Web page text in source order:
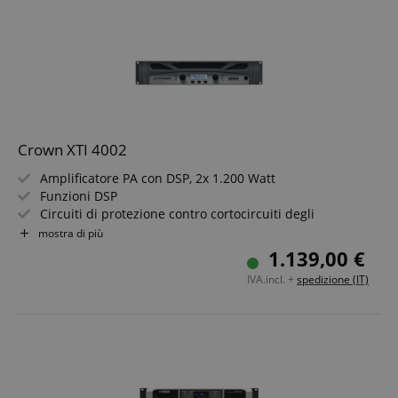
Ventola ad alte prestazioni a controllo termico
Crown XTI 4002
Amplificatore PA con DSP, 2x 1.200 Watt
Funzioni DSP
Circuiti di protezione contro cortocircuiti degli
altoparlanti
Software per la configurazione, il controllo & il
mostra di più
1.139,00 €
IVA.incl. + spedizione (IT)
sid www.kirstein.it
Google Privacy Policy